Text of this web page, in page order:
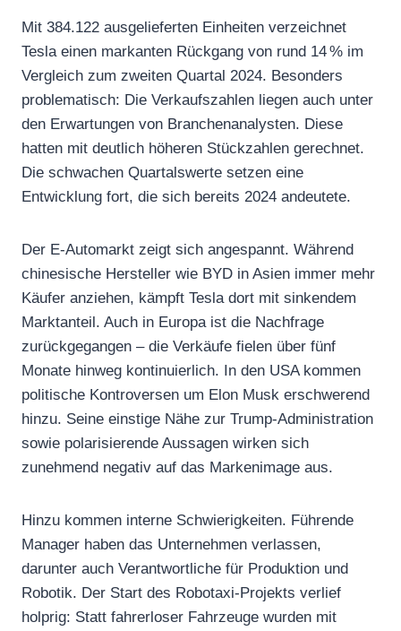
Mit 384.122 ausgelieferten Einheiten verzeichnet
Tesla einen markanten Rückgang von rund 14 % im
Vergleich zum zweiten Quartal 2024. Besonders
problematisch: Die Verkaufszahlen liegen auch unter
den Erwartungen von Branchenanalysten. Diese
hatten mit deutlich höheren Stückzahlen gerechnet.
Die schwachen Quartalswerte setzen eine
Entwicklung fort, die sich bereits 2024 andeutete.
Der E-Automarkt zeigt sich angespannt. Während
chinesische Hersteller wie BYD in Asien immer mehr
Käufer anziehen, kämpft Tesla dort mit sinkendem
Marktanteil. Auch in Europa ist die Nachfrage
zurückgegangen – die Verkäufe fielen über fünf
Monate hinweg kontinuierlich. In den USA kommen
politische Kontroversen um Elon Musk erschwerend
hinzu. Seine einstige Nähe zur Trump-Administration
sowie polarisierende Aussagen wirken sich
zunehmend negativ auf das Markenimage aus.
Hinzu kommen interne Schwierigkeiten. Führende
Manager haben das Unternehmen verlassen,
darunter auch Verantwortliche für Produktion und
Robotik. Der Start des Robotaxi-Projekts verlief
holprig: Statt fahrerloser Fahrzeuge wurden mit